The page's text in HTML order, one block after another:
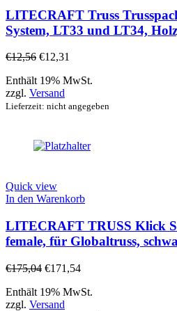
LITECRAFT Truss
System, LT33 und LT34,
€12,56 €12,31
Enthält 19% MwSt.
zzgl. Versand
Lieferzeit: nicht angegeben
Quick view
In den Warenkorb
LITECRAFT TRUSS Klick
female, für Globaltruss,
€175,04 €171,54
Enthält 19% MwSt.
zzgl. Versand